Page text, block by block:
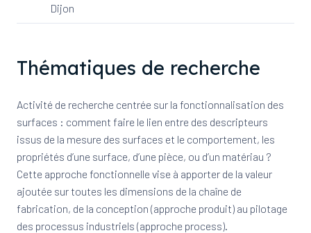
Dijon
Thématiques de recherche
Activité de recherche centrée sur la fonctionnalisation des
surfaces : comment faire le lien entre des descripteurs
issus de la mesure des surfaces et le comportement, les
propriétés d’une surface, d’une pièce, ou d’un matériau ?
Cette approche fonctionnelle vise à apporter de la valeur
ajoutée sur toutes les dimensions de la chaîne de
fabrication, de la conception (approche produit) au pilotage
des processus industriels (approche process).